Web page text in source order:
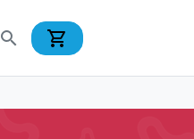
search shopping_cart